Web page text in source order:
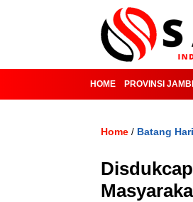
HOME PROVINSI JAMBI
Home / Batang Hari